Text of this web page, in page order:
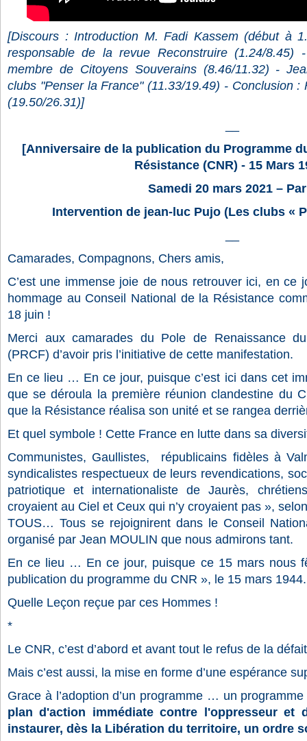
[Discours : Introduction M. Fadi Kassem (début à
responsable de la revue Reconstruire (1.24/8.45) -
membre de Citoyens Souverains (8.46/11.32) -
clubs "Penser la France" (​11.33/19.49) - Conclusion :
(19.50/26.31)]
[Anniversaire de la publication du Programme
Résistance (CNR) - 15 Mars
Samedi 20 mars 2021 –
Intervention de jean-luc Pujo (Les clubs «
Camarades, Compagnons, Chers amis,
C’est une immense joie de nous retrouver ici, en ce
hommage au Conseil National de la Résistance
18 juin !
Merci aux camarades du Pole de Renaissance
(PRCF) d’avoir pris l’initiative de cette manifestation.
En ce lieu … En ce jour, puisque c’est ici dans cet
que se déroula la première réunion clandestine du
que la Résistance réalisa son unité et se rangea
Et quel symbole ! Cette France en lutte dans sa
Communistes, Gaullistes, républicains fidèles à
syndicalistes respectueux de leurs revendications,
patriotique et internationaliste de Jaurès,
croyaient au Ciel et Ceux qui n’y croyaient pas »,
TOUS… Tous se rejoignirent dans le Conseil
organisé par Jean MOULIN que nous admirons tant.
En ce lieu … En ce jour, puisque ce 15 mars nous
publication du programme du CNR », le 15 mars 1944.
Quelle Leçon reçue par ces Hommes !
*
Le CNR, c’est d’abord et avant tout le refus de la
Mais c’est aussi, la mise en forme d’une espérance
Grace à l’adoption d’un programme … un
plan d'action immédiate contre l'oppresseur et
instaurer, dès la Libération du territoire, un ordre